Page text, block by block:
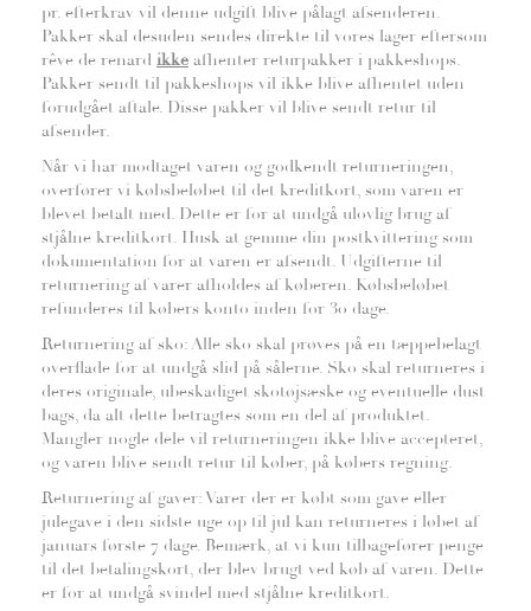
pr. efterkrav vil denne udgift blive pålagt afsenderen.
Pakker skal desuden sendes direkte til vores lager eftersom
rêve de renard ikke afhenter returpakker i pakkeshops.
Pakker sendt til pakkeshops vil ikke blive afhentet uden
forudgået aftale. Disse pakker vil blive sendt retur til
afsender.
Når vi har modtaget varen og godkendt returneringen,
overfører vi købsbeløbet til det kreditkort, som varen er
blevet betalt med. Dette er for at undgå ulovlig brug af
stjålne kreditkort. Husk at gemme din postkvittering som
dokumentation for at varen er afsendt. Udgifterne til
returnering af varer afholdes af køberen. Købsbeløbet
refunderes til købers konto inden for 30 dage.
Returnering af sko: Alle sko skal prøves på en tæppebelagt
overflade for at undgå slid på sålerne. Sko skal returneres i
deres originale, ubeskadiget skotøjsæske og eventuelle dust
bags, da alt dette betragtes som en del af produktet.
Mangler nogle dele vil returneringen ikke blive accepteret,
og varen blive sendt retur til køber, på købers regning.
Returnering af gaver: Varer der er købt som gave eller
julegave i den sidste uge op til jul kan returneres i løbet af
januars første 7 dage. Bemærk, at vi kun tilbagefører penge
til det betalingskort, der blev brugt ved køb af varen. Dette
er for at undgå svindel med stjålne kreditkort.